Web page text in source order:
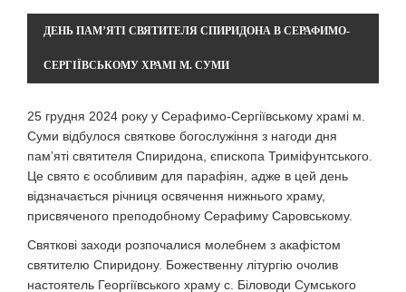
ДЕНЬ ПАМ’ЯТІ СВЯТИТЕЛЯ СПИРИДОНА В СЕРАФИМО-
СЕРГІЇВСЬКОМУ ХРАМІ М. СУМИ
25 грудня 2024 року у Серафимо-Сергіївському храмі м.
Суми відбулося святкове богослужіння з нагоди дня
пам’яті святителя Спиридона, єпископа Триміфунтського.
Це свято є особливим для парафіян, адже в цей день
відзначається річниця освячення нижнього храму,
присвяченого преподобному Серафиму Саровському.
Святкові заходи розпочалися молебнем з акафістом
святителю Спиридону. Божественну літургію очолив
настоятель Георгіївського храму с. Біловоди Сумського